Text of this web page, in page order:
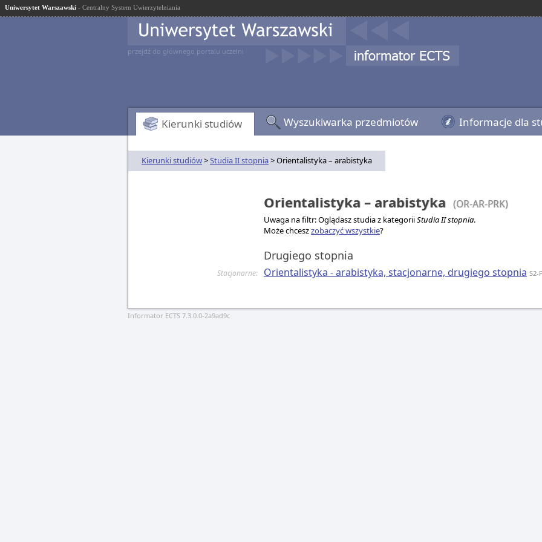
Uniwersytet Warszawski - Centralny System Uwierzytelniania
przejdź do głównego portalu uczelni
Kierunki studiów Wyszukiwarka przedmiotów Informacje dla
Kierunki studiów>Studia II stopnia> Orientalistyka – arabistyka
Orientalistyka – arabistyka (OR-AR-PRK)
Uwaga na filtr: Oglądasz studia z kategoriiStudia II stopnia.
Może chceszzobaczyć wszystkie?
Drugiego stopnia
Stacjonarne: Orientalistyka - arabistyka, stacjonarne, drugiego stopnia S2-
Informator ECTS 7.3.0.0-2a9ad9c